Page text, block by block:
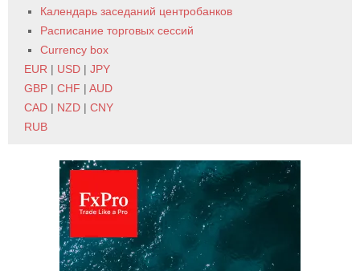
Календарь заседаний центробанков
Расписание торговых сессий
Currency box
EUR | USD | JPY
GBP | CHF | AUD
CAD | NZD | CNY
RUB